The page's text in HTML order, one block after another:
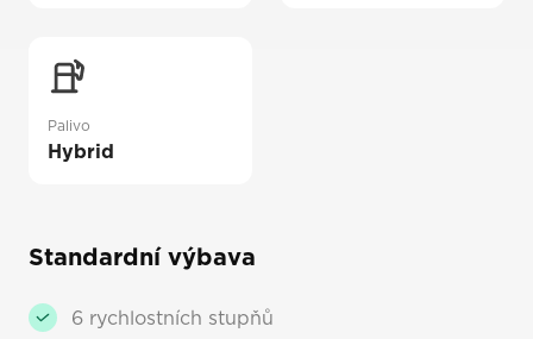
Palivo
Hybrid
Standardní výbava
6 rychlostních stupňů